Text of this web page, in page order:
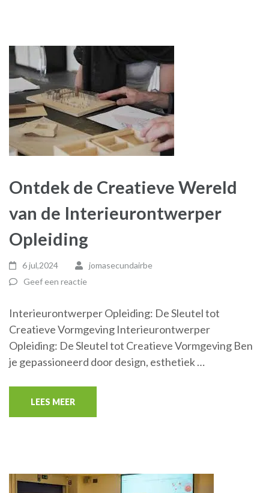
Ontdek de Creatieve Wereld
van de Interieurontwerper
Opleiding
6 jul,2024
jomasecundairbe
Geef een reactie
Interieurontwerper Opleiding: De Sleutel tot
Creatieve Vormgeving Interieurontwerper
Opleiding: De Sleutel tot Creatieve Vormgeving Ben
je gepassioneerd door design, esthetiek …
LEES MEER